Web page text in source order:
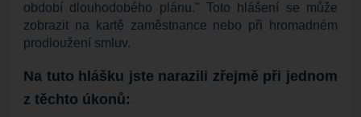
období dlouhodobého plánu." Toto hlášení se může
zobrazit na kartě zaměstnance nebo při hromadném
prodloužení smluv.
Na tuto hlášku jste narazili zřejmě při jednom
z těchto úkonů: